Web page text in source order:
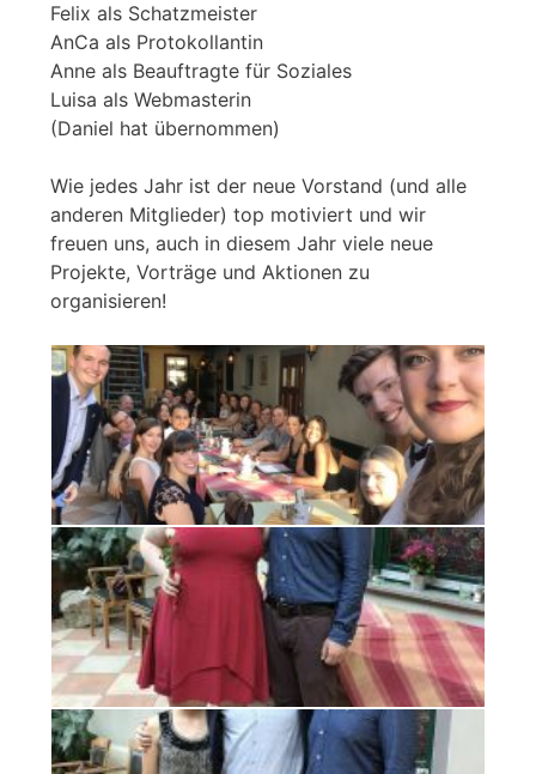
Felix als Schatzmeister
AnCa als Protokollantin
Anne als Beauftragte für Soziales
Luisa als Webmasterin
(Daniel hat übernommen)
Wie jedes Jahr ist der neue Vorstand (und alle
anderen Mitglieder) top motiviert und wir
freuen uns, auch in diesem Jahr viele neue
Projekte, Vorträge und Aktionen zu
organisieren!